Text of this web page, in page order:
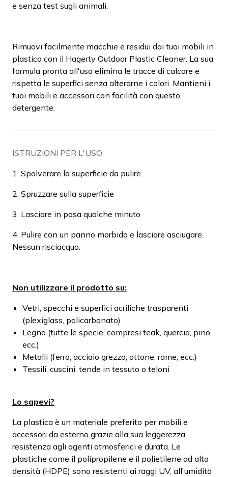
e senza test sugli animali.
Rimuovi facilmente macchie e residui dai tuoi mobili in
plastica con il Hagerty Outdoor Plastic Cleaner. La sua
formula pronta all'uso elimina le tracce di calcare e
rispetta le superfici senza alterarne i colori. Mantieni i
tuoi mobili e accessori con facilità con questo
detergente.
ISTRUZIONI PER L'USO
1. Spolverare la superficie da pulire
2. Spruzzare sulla superficie
3. Lasciare in posa qualche minuto
4. Pulire con un panno morbido e lasciare asciugare.
Nessun risciacquo.
Non utilizzare il prodotto su:
Vetri, specchi e superfici acriliche trasparenti
(plexiglass, policarbonato)
Legno (tutte le specie, compresi teak, quercia, pino,
ecc.)
Metalli (ferro, acciaio grezzo, ottone, rame, ecc.)
Tessili, cuscini, tende in tessuto o teloni
Lo sapevi?
La plastica è un materiale preferito per mobili e
accessori da esterno grazie alla sua leggerezza,
resistenza agli agenti atmosferici e durata. Le
plastiche come il polipropilene e il polietilene ad alta
densità (HDPE) sono resistenti ai raggi UV, all'umidità